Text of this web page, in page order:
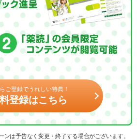
ご登録でうれしい特典！
登録はこちら
は予告なく変更・終了する場合がございます。